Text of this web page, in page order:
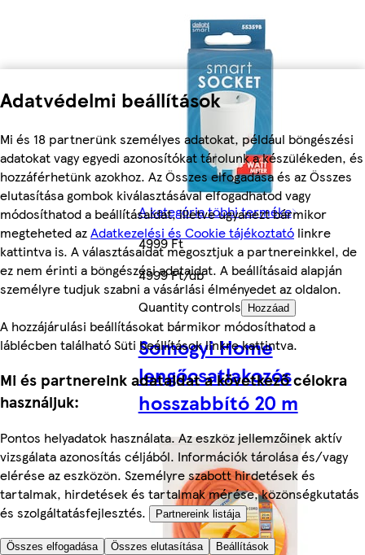
Adatvédelmi beállítások
Mi és 18 partnerünk személyes adatokat, például böngészési
adatokat vagy egyedi azonosítókat tárolunk a készülékeden, és
hozzáférhetünk azokhoz. Az Összes elfogadása és az Összes
elutasítása gombok kiválasztásával elfogadhatod vagy
módosíthatod a beállításaidat, illetve ugyanezt bármikor
megteheted azAdatkezelési és Cookie tájékoztató linkre
kattintva is. A választásaidat megosztjuk a partnereinkkel, de
ez nem érinti a böngészési adataidat. A beállításaid alapján
személyre tudjuk szabni a vásárlási élményedet az oldalon.
A hozzájárulási beállításokat bármikor módosíthatod a
láblécben található Süti beállítások linkre kattintva.
Mi és partnereink adataidat a következő célokra
használjuk:
Pontos helyadatok használata. Az eszköz jellemzőinek aktív
vizsgálata azonosítás céljából. Információk tárolása és/vagy
elérése az eszközön. Személyre szabott hirdetések és
tartalmak, hirdetések és tartalmak mérése, közönségkutatás
és szolgáltatásfejlesztés.
Partnereink listája
Összes elfogadása Összes elutasítása Beállítások
A kategória többi terméke
4999 Ft
4999 Ft/db
Quantity controls
Hozzáad
Somogyi Home
lengőcsatlakozós
hosszabbító 20 m